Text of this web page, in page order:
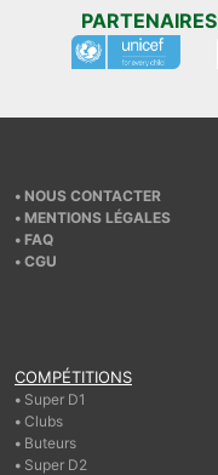
PARTENAIRES
NOUS CONTACTER
MENTIONS LÉGALES
FAQ
CGU
COMPÉTITIONS
Super D1
Clubs
Buteurs
Super D2